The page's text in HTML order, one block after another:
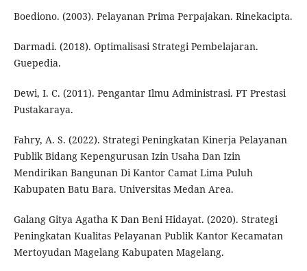
Boediono. (2003). Pelayanan Prima Perpajakan. Rinekacipta.
Darmadi. (2018). Optimalisasi Strategi Pembelajaran.
Guepedia.
Dewi, I. C. (2011). Pengantar Ilmu Administrasi. PT Prestasi
Pustakaraya.
Fahry, A. S. (2022). Strategi Peningkatan Kinerja Pelayanan
Publik Bidang Kepengurusan Izin Usaha Dan Izin
Mendirikan Bangunan Di Kantor Camat Lima Puluh
Kabupaten Batu Bara. Universitas Medan Area.
Galang Gitya Agatha K Dan Beni Hidayat. (2020). Strategi
Peningkatan Kualitas Pelayanan Publik Kantor Kecamatan
Mertoyudan Magelang Kabupaten Magelang.